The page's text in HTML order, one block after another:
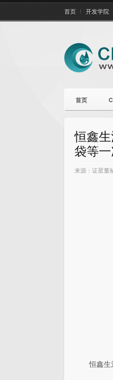
首页 开发学院
首页
恒鑫
袋等
来源：证星董
恒鑫生